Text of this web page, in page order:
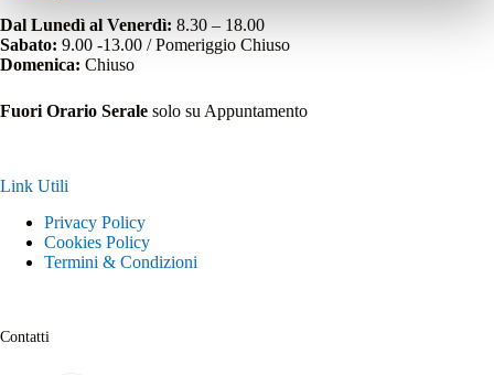
Dal Lunedì al Venerdì: 8.30 – 18.00
Sabato: 9.00 -13.00 / Pomeriggio Chiuso
Domenica: Chiuso
Fuori Orario Serale solo su Appuntamento
Link Utili
Privacy Policy
Cookies Policy
Termini & Condizioni
Contatti